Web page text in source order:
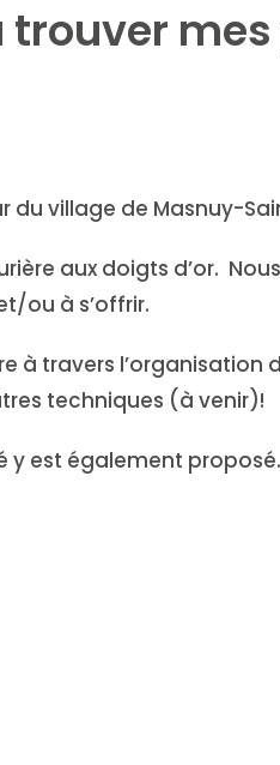
trouver
village de Masnuy-
aux doigts d’or.
ou à s’offrir.
à travers
techniques (à venir)!
y est également proposé.